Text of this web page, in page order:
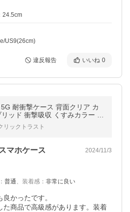
24.5cm
US9(26cm)
違反報告 いいね 0
耐衝撃ケース 背面クリア カ
ッド 衝撃吸収 くすみカラー ギ
5G SC-53E 耐衝撃ハイブリ
マートフォン
リックトラスト
マホケース 2024/11/3
： 普通、 装着感 ： 非常に良い
かったです。
た商品で高級感があります。装着